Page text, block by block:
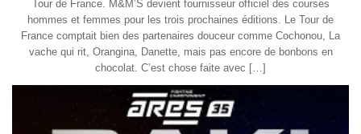
Tour de France. M&M’S devient fournisseur officiel des courses
hommes et femmes pour les trois prochaines éditions. Le Tour de
France comptait bien des partenaires douceur comme Cochonou, La
vache qui rit, Orangina, Danette, mais pas encore de bonbons en
chocolat. C’est chose faite avec […]